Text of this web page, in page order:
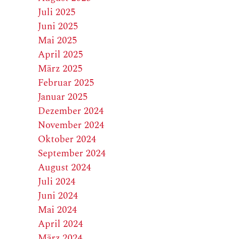
Juli 2025
Juni 2025
Mai 2025
April 2025
März 2025
Februar 2025
Januar 2025
Dezember 2024
November 2024
Oktober 2024
September 2024
August 2024
Juli 2024
Juni 2024
Mai 2024
April 2024